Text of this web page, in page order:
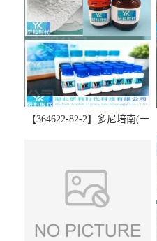
【364622-82-2】多尼培南(一
科技-“研”无止境;“科”学创
新！支持三方验证；支持定
制；检测图谱；MSDS等技术
支持！